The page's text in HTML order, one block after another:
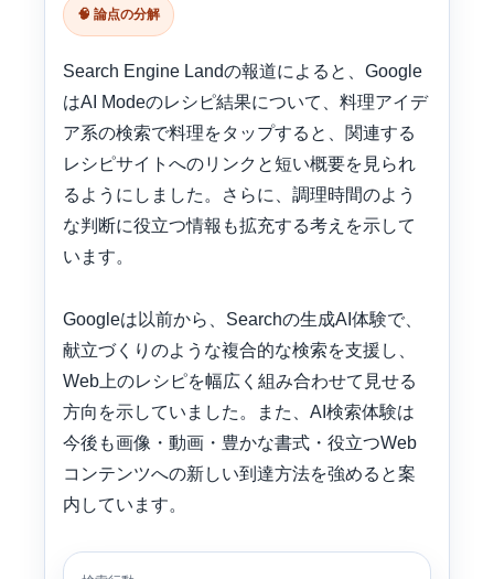
🧠 論点の分解
Search Engine Landの報道によると、Google
はAI Modeのレシピ結果について、料理アイデ
ア系の検索で料理をタップすると、関連する
レシピサイトへのリンクと短い概要を見られ
るようにしました。さらに、調理時間のよう
な判断に役立つ情報も拡充する考えを示して
います。
Googleは以前から、Searchの生成AI体験で、
献立づくりのような複合的な検索を支援し、
Web上のレシピを幅広く組み合わせて見せる
方向を示していました。また、AI検索体験は
今後も画像・動画・豊かな書式・役立つWeb
コンテンツへの新しい到達方法を強めると案
内しています。